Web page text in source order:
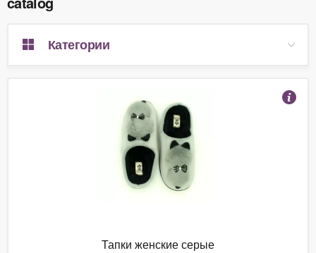
Категории
Тапки женские серые